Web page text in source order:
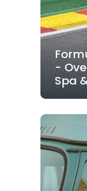
-
Spa